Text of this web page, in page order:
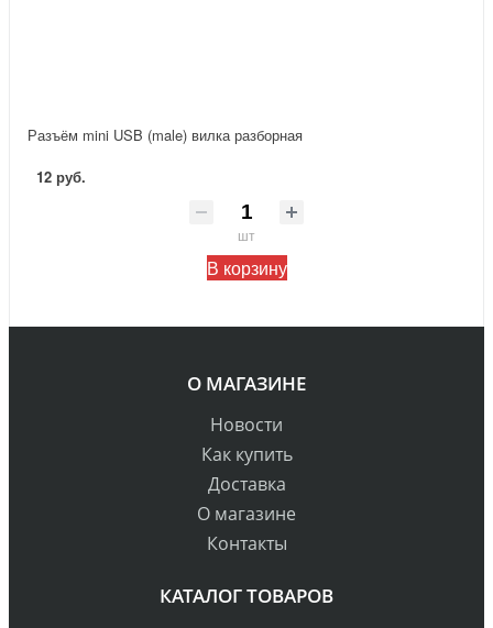
Разъём mini USB (male) вилка разборная
12 руб.
шт
В корзину
О МАГАЗИНЕ
Новости
Как купить
Доставка
О магазине
Контакты
КАТАЛОГ ТОВАРОВ